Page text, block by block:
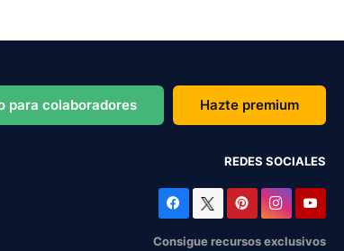
para colaboradores Hazte premium
REDES SOCIALES
Consigue recursos exclusivos